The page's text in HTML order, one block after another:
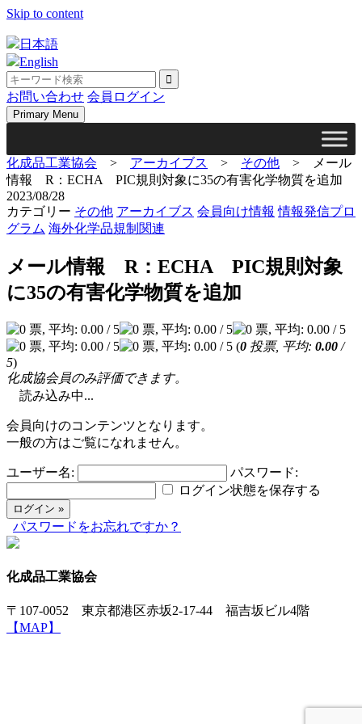
Skip to content
日本語
English
お問い合わせ 会員ログイン
Primary Menu
化成品工業協会 > アーカイブス > その他 >
メール
情報 R：ECHA PIC規則対象に35の有害化学物質を追加
2023/08/28
カテゴリー その他 アーカイブス 会員向け情報 情報発信プロ
グラム 海外化学品規制関連
メール情報 R：ECHA PIC規則対象
に35の有害化学物質を追加
(0 投票, 平均: 0.00 /
5)
化成協会員のみ評価できます。
読み込み中...
会員向けのコンテンツとなります。
一般の方はご覧になれません。
ユーザー名:
パスワード:
ログイン状態を保存する
パスワードをお忘れですか？
化成品工業協会
〒107-0052 東京都港区赤坂2-17-44 福吉坂ビル4階
【MAP】